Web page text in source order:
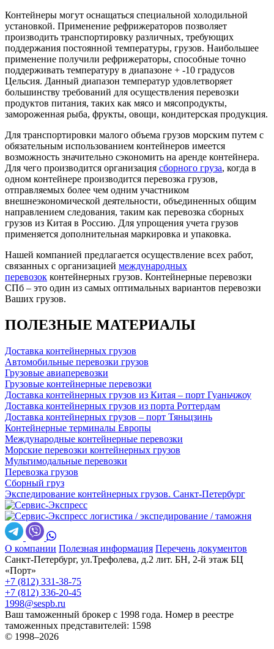
Контейнеры могут оснащаться специальной холодильной
установкой. Применение рефрижераторов позволяет
производить транспортировку различных, требующих
поддержания постоянной температуры, грузов. Наибольшее
применение получили рефрижераторы, способные точно
поддерживать температуру в диапазоне + -10 градусов
Цельсия. Данный диапазон температур удовлетворяет
большинству требований для осуществления перевозки
продуктов питания, таких как мясо и мясопродукты,
замороженная рыба, фрукты, овощи, кондитерская продукция.
Для транспортировки малого объема грузов морским путем с
обязательным использованием контейнеров имеется
возможность значительно сэкономить на аренде контейнера.
Для чего производится организация сборного груза, когда в
одном контейнере производится перевозка грузов,
отправляемых более чем одним участником
внешнеэкономической деятельности, объединенных общим
направлением следования, таким как перевозка сборных
грузов из Китая в Россию. Для упрощения учета грузов
применяется дополнительная маркировка и упаковка.
Нашей компанией предлагается осуществление всех работ,
связанных с организацией международных
перевозок контейнерных грузов. Контейнерные перевозки
СПб – это один из самых оптимальных вариантов перевозки
Ваших грузов.
ПОЛЕЗНЫЕ МАТЕРИАЛЫ
Доставка контейнерных грузов
Автомобильные перевозки грузов
Грузовые авиаперевозки
Грузовые контейнерные перевозки
Доставка контейнерных грузов из Китая – порт Гуаньчжоу
Доставка контейнерных грузов из порта Роттердам
Доставка контейнерных грузов – порт Тяньцзинь
Контейнерные терминалы Европы
Международные контейнерные перевозки
Морские перевозки контейнерных грузов
Мультимодальные перевозки
Перевозка грузов
Сборный груз
Экспедирование контейнерных грузов. Санкт-Петербург
логистика / экспедирование / таможня
О компании Полезная информация Перечень документов
Санкт-Петербург, ул.Трефолева, д.2 лит. БН, 2-й этаж БЦ
«Порт»
+7 (812) 331-38-75
+7 (812) 336-20-45
1998@sespb.ru
Ваш таможенный брокер с 1998 года. Номер в реестре
таможенных представителей: 1598
© 1998–2026